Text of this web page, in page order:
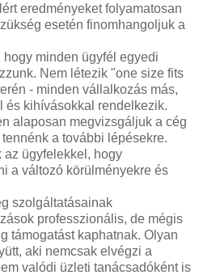
eredményeket folyamatosan
esetén finomhangoljuk a
minden ügyfél egyedi
Nem létezik "one size fits
- minden vállalkozás más,
és kihívásokkal rendelkezik.
alaposan megvizsgáljuk a cég
a további lépésekre.
az ügyfelekkel, hogy
a változó körülményekre és
szolgáltatásainak
professzionális, de mégis
támogatást kaphatnak. Olyan
aki nemcsak elvégzi a
valódi üzleti tanácsadóként is